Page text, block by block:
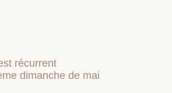
récurrent
dimanche de mai